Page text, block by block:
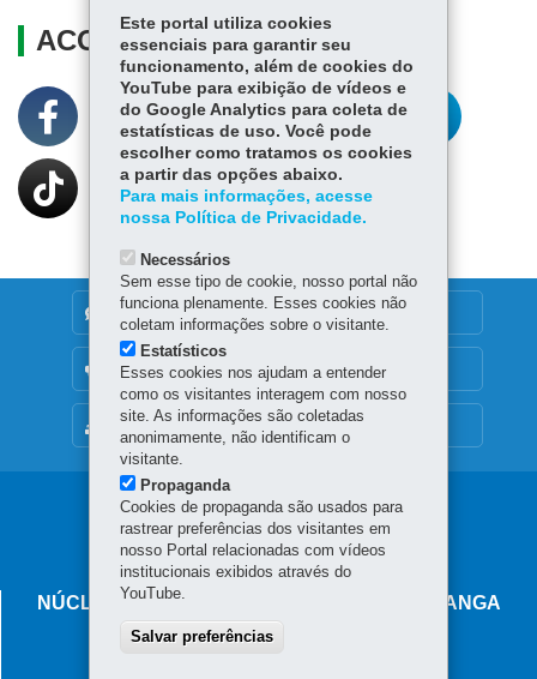
ACOMPANHE
MAPA DO SITE
DENUNCIE CORRUPÇÃO
OUVIDORIA
Navegação
principal
NÚCLEO REGIONAL DE EDUCAÇÃO DE PITANGA
Rua Duque de Caxias, 517 - Centro
Este portal utiliza cookies
essenciais para garantir seu
funcionamento, além de cookies do
YouTube para exibição de vídeos e
do Google Analytics para coleta de
estatísticas de uso. Você pode
escolher como tratamos os cookies
a partir das opções abaixo.
Para mais informações, acesse
nossa Política de Privacidade.
Necessários
Sem esse tipo de cookie, nosso portal não
funciona plenamente. Esses cookies não
coletam informações sobre o visitante.
Estatísticos
Esses cookies nos ajudam a entender
como os visitantes interagem com nosso
site. As informações são coletadas
anonimamente, não identificam o
visitante.
Propaganda
Cookies de propaganda são usados para
rastrear preferências dos visitantes em
nosso Portal relacionadas com vídeos
institucionais exibidos através do
YouTube.
Salvar preferências